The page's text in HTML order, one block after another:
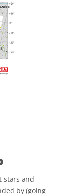
stars and
by (going